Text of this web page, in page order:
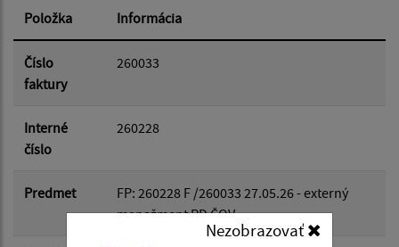
Nezobrazovať
Dátum od:
Dátum do:
Suma od:
Položka Informácia
Číslo
faktury
260033
Interné
číslo
260228
Predmet
FP: 260228 F /260033 27.05.26 - externý
manažment PD ČOV